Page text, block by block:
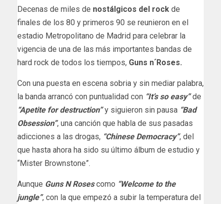
Decenas de miles de nostálgicos del rock de
finales de los 80 y primeros 90 se reunieron en el
estadio Metropolitano de Madrid para celebrar la
vigencia de una de las más importantes bandas de
hard rock de todos los tiempos, Guns n´Roses.
Con una puesta en escena sobria y sin mediar palabra,
la banda arrancó con puntualidad con “It’s so easy”de
“Apetite for destruction”y siguieron sin pausa “Bad
Obsession”, una canción que habla de sus pasadas
adicciones a las drogas, “Chinese Democracy”, del
que hasta ahora ha sido su último álbum de estudio y
“Mister Brownstone”.
Aunque Guns N Rosescomo “Welcome to the
jungle”, con la que empezó a subir la temperatura del